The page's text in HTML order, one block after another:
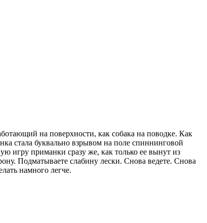
на поверхности, как собака на поводке. Как
стала буквально взрывом на поле спиннинговой
игру приманки сразу же, как только ее вынут из
Подматываете слабину лески. Снова ведете. Снова
намного легче.